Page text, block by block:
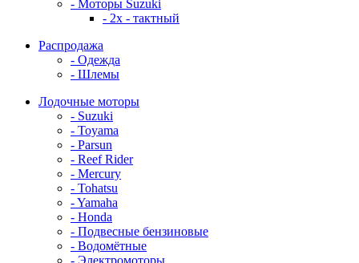
- Моторы Suzuki
- 2x - тактный
Распродажа
- Одежда
- Шлемы
Лодочные моторы
- Suzuki
- Toyama
- Parsun
- Reef Rider
- Mercury
- Tohatsu
- Yamaha
- Honda
- Подвесные бензиновые
- Водомётные
- Электромоторы